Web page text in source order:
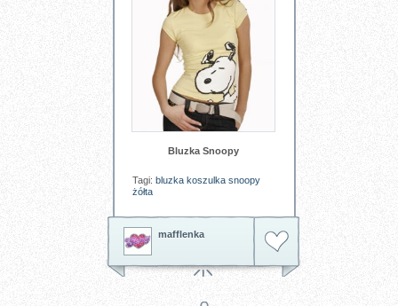
Bluzka Snoopy
Tagi: bluzka koszulka snoopy
żółta
mafflenka